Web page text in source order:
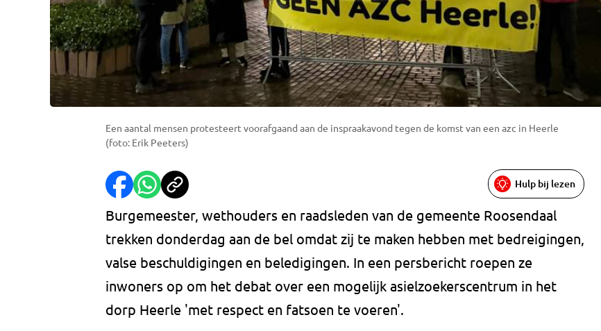
Een aantal mensen protesteert voorafgaand aan de inspraakavond tegen de komst van een azc in Heerle
(foto: Erik Peeters)
Hulp bij lezen
Burgemeester, wethouders en raadsleden van de gemeente Roosendaal
trekken donderdag aan de bel omdat zij te maken hebben met bedreigingen,
valse beschuldigingen en beledigingen. In een persbericht roepen ze
inwoners op om het debat over een mogelijk asielzoekerscentrum in het
dorp Heerle 'met respect en fatsoen te voeren'.